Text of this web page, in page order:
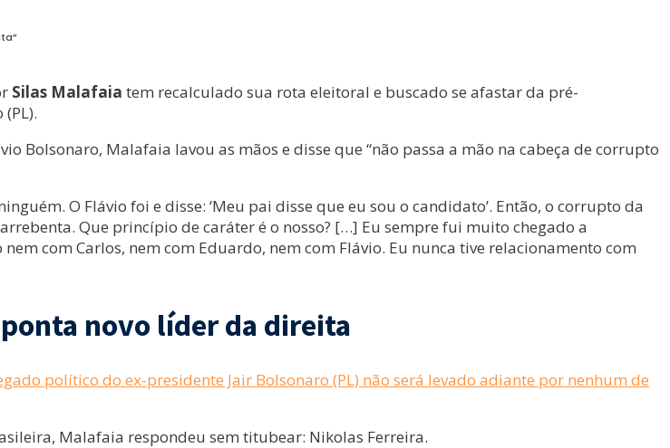
Silas Malafaia tem recalculado sua rota eleitoral e buscado se afastar da pré-
Bolsonaro, Malafaia lavou as mãos e disse que “não passa a mão na cabeça de corrupto
O Flávio foi e disse: ‘Meu pai disse que eu sou o candidato’. Então, o corrupto da
Que princípio de caráter é o nosso? […] Eu sempre fui muito chegado a
com Carlos, nem com Eduardo, nem com Flávio. Eu nunca tive relacionamento com
novo líder da direita
político do ex-presidente Jair Bolsonaro (PL) não será levado adiante por nenhum de
Malafaia respondeu sem titubear: Nikolas Ferreira.